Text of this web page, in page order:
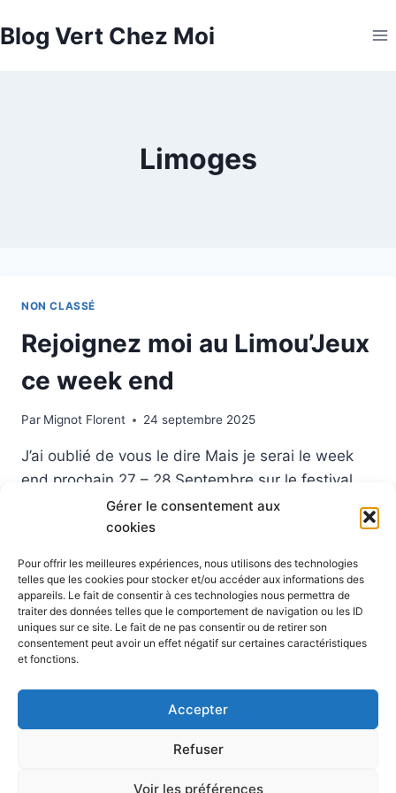
Gérer le consentement aux
cookies
Pour offrir les meilleures expériences, nous utilisons des technologies
telles que les cookies pour stocker et/ou accéder aux informations des
appareils. Le fait de consentir à ces technologies nous permettra de
traiter des données telles que le comportement de navigation ou les ID
uniques sur ce site. Le fait de ne pas consentir ou de retirer son
consentement peut avoir un effet négatif sur certaines caractéristiques
et fonctions.
Accepter
Refuser
Voir les préférences
au
Blog Vert Chez Moi
Limoges
NON CLASSÉ
Rejoignez moi au Limou’Jeux
ce week end
Par Mignot Florent 24 septembre 2025
J’ai oublié de vous le dire Mais je serai le week
end prochain 27 – 28 Septembre sur le festival
Limou’Jeux à #Limoges https://fluj.frPour
l’occasion vous pourrez jouer à plusieurs
autres membres du CARTEL https://cartel.re
Vous pourrez également jouer au Prototype que
je présente avec Florent…
LIRE LA SUITE
LIMOU’JEUX
CE